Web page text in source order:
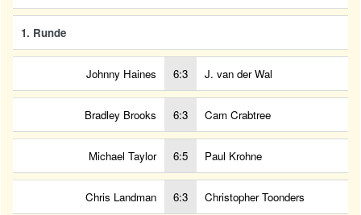
1. Runde
Johnny Haines 6:3 J. van der Wal
Bradley Brooks 6:3 Cam Crabtree
Michael Taylor 6:5 Paul Krohne
Chris Landman 6:3 Christopher Toonders